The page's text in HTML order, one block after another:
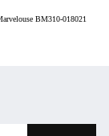
BM310-018021